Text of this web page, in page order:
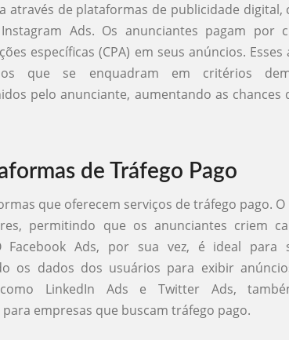
através de plataformas de publicidade digital,
Ads. Os anunciantes pagam por
específicas (CPA) em seus anúncios.
que se enquadram em critérios
pelo anunciante, aumentando as chances
de Tráfego Pago
que oferecem serviços de tráfego pago. O
permitindo que os anunciantes criem
Facebook Ads, por sua vez, é ideal para
os dados dos usuários para exibir
LinkedIn Ads e Twitter Ads,
empresas que buscam tráfego pago.